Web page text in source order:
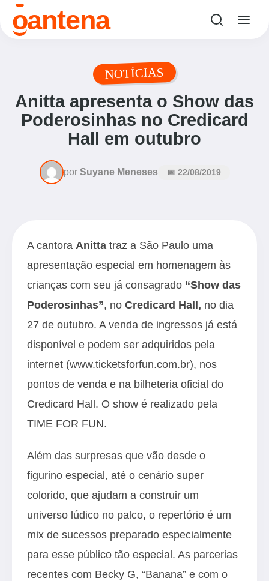
oantena
NOTÍCIAS
Anitta apresenta o Show das
Poderosinhas no Credicard
Hall em outubro
por Suyane Meneses 📅 22/08/2019
A cantora Anitta traz a São Paulo uma
apresentação especial em homenagem às
crianças com seu já consagrado “Show das
Poderosinhas”, no Credicard Hall, no dia
27 de outubro. A venda de ingressos já está
disponível e podem ser adquiridos pela
internet (www.ticketsforfun.com.br), nos
pontos de venda e na bilheteria oficial do
Credicard Hall. O show é realizado pela
TIME FOR FUN.
Além das surpresas que vão desde o
figurino especial, até o cenário super
colorido, que ajudam a construir um
universo lúdico no palco, o repertório é um
mix de sucessos preparado especialmente
para esse público tão especial. As parcerias
recentes com Becky G, “Banana” e com o